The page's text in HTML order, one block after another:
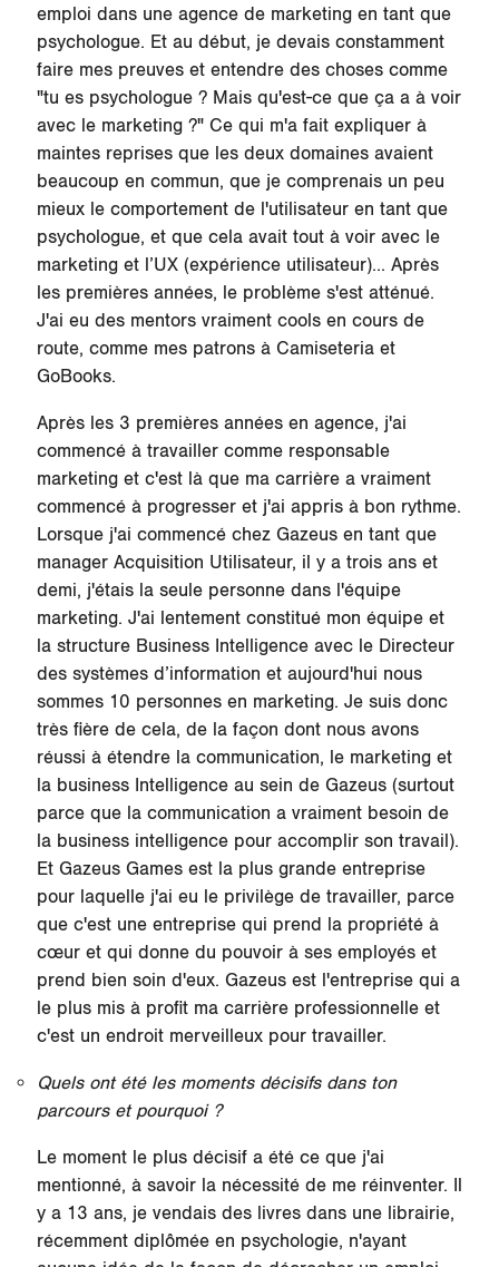
emploi dans une agence de marketing en tant que
psychologue. Et au début, je devais constamment
faire mes preuves et entendre des choses comme
"tu es psychologue ? Mais qu'est-ce que ça a à voir
avec le marketing ?" Ce qui m'a fait expliquer à
maintes reprises que les deux domaines avaient
beaucoup en commun, que je comprenais un peu
mieux le comportement de l'utilisateur en tant que
psychologue, et que cela avait tout à voir avec le
marketing et l’UX (expérience utilisateur)... Après
les premières années, le problème s'est atténué.
J'ai eu des mentors vraiment cools en cours de
route, comme mes patrons à Camiseteria et
GoBooks.
Après les 3 premières années en agence, j'ai
commencé à travailler comme responsable
marketing et c'est là que ma carrière a vraiment
commencé à progresser et j'ai appris à bon rythme.
Lorsque j'ai commencé chez Gazeus en tant que
manager Acquisition Utilisateur, il y a trois ans et
demi, j'étais la seule personne dans l'équipe
marketing. J'ai lentement constitué mon équipe et
la structure Business Intelligence avec le Directeur
des systèmes d’information et aujourd'hui nous
sommes 10 personnes en marketing. Je suis donc
très fière de cela, de la façon dont nous avons
réussi à étendre la communication, le marketing et
la business Intelligence au sein de Gazeus (surtout
parce que la communication a vraiment besoin de
la business intelligence pour accomplir son travail).
Et Gazeus Games est la plus grande entreprise
pour laquelle j'ai eu le privilège de travailler, parce
que c'est une entreprise qui prend la propriété à
cœur et qui donne du pouvoir à ses employés et
prend bien soin d'eux. Gazeus est l'entreprise qui a
le plus mis à profit ma carrière professionnelle et
c'est un endroit merveilleux pour travailler.
Quels ont été les moments décisifs dans ton
parcours et pourquoi ?
Le moment le plus décisif a été ce que j'ai
mentionné, à savoir la nécessité de me réinventer. Il
y a 13 ans, je vendais des livres dans une librairie,
récemment diplômée en psychologie, n'ayant